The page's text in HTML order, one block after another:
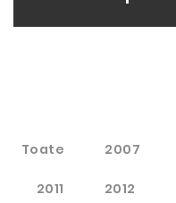
Toate 2007
2011 2012